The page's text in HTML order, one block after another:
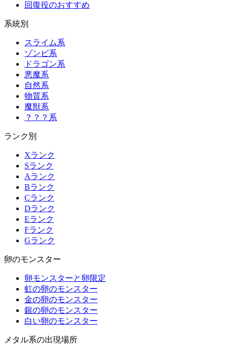
回復役のおすすめ
系統別
スライム系
ゾンビ系
ドラゴン系
悪魔系
自然系
物質系
魔獣系
？？？系
ランク別
Xランク
Sランク
Aランク
Bランク
Cランク
Dランク
Eランク
Fランク
Gランク
卵のモンスター
卵モンスターと卵限定
虹の卵のモンスター
金の卵のモンスター
銀の卵のモンスター
白い卵のモンスター
メタル系の出現場所